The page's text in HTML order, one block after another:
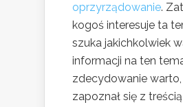
oprzyrządowanie.
kogoś interesuje ta
szuka jakichkolwiek
informacji na ten
zdecydowanie
zapoznał się z